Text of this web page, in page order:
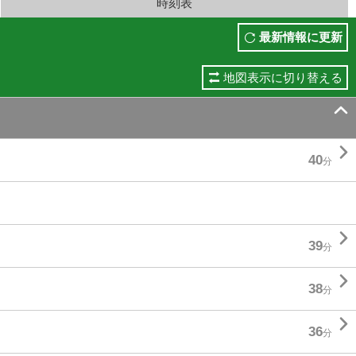
時刻表
最新情報に更新
地図表示に切り替える

40分 
39分 
38分 
36分 